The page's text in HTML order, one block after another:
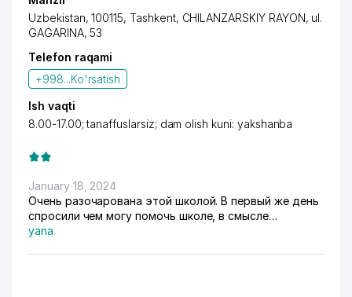
Uzbekistan, 100115, Tashkent, CHILANZARSKIY RAYON, ul.
GAGARINA, 53
Telefon raqami
+998...Ko'rsatish
Ish vaqti
8.00-17.00; tanaffuslarsiz; dam olish kuni: yakshanba
January 18, 2024
Очень разочарована этой школой. В первый же день
спросили чем могу помочь школе, в смысле
финансово. Классы переполнены, по 42 человека в
yana